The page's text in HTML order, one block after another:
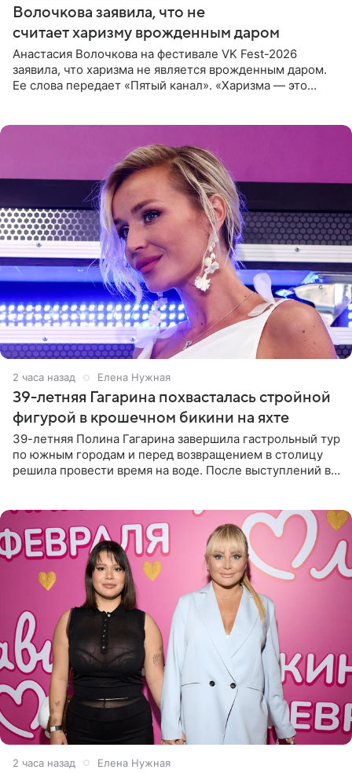
Волочкова заявила, что не
считает харизму врожденным даром
Анастасия Волочкова на фестивале VK Fest-2026
заявила, что харизма не является врожденным даром.
Ее слова передает «Пятый канал». «Харизма — это
2 часа назад Елена Нужная
39-летняя Гагарина похвасталась стройной
фигурой в крошечном бикини на яхте
39-летняя Полина Гагарина завершила гастрольный тур
по южным городам и перед возвращением в столицу
решила провести время на воде. После выступлений в
2 часа назад Елена Нужная